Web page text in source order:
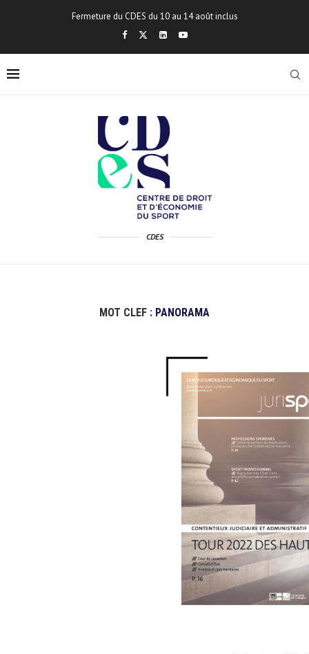
Fermeture du CDES du 10 au 14 août inclus
CDES
MOT CLEF : PANORAMA